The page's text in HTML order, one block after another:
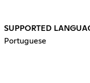
SUPPORTED
Portuguese